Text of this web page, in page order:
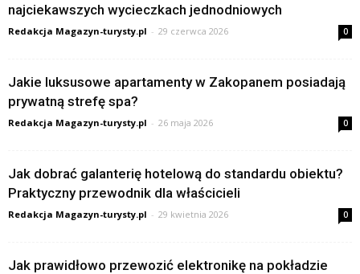
najciekawszych wycieczkach jednodniowych
Redakcja Magazyn-turysty.pl - 29 czerwca 2026 0
Jakie luksusowe apartamenty w Zakopanem posiadają
prywatną strefę spa?
Redakcja Magazyn-turysty.pl - 26 maja 2026 0
Jak dobrać galanterię hotelową do standardu obiektu?
Praktyczny przewodnik dla właścicieli
Redakcja Magazyn-turysty.pl - 29 kwietnia 2026 0
Jak prawidłowo przewozić elektronikę na pokładzie